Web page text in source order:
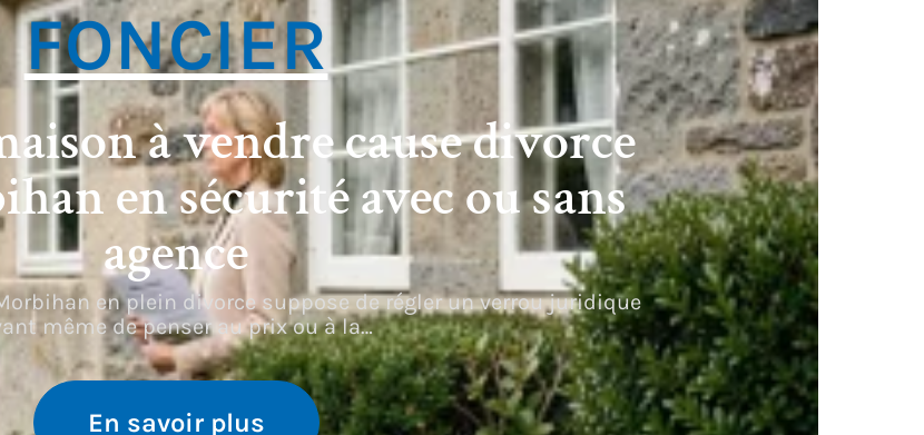
FONCIER
à vendre cause divorce
en sécurité avec ou sans
agence
en plein divorce suppose de régler un verrou juridique
même de penser au prix ou à la…
En savoir plus